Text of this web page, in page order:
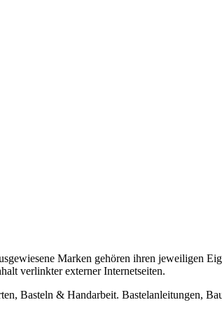
Marken gehören ihren jeweiligen
verlinkter externer Internetseiten.
Basteln & Handarbeit. Bastelanleitungen,